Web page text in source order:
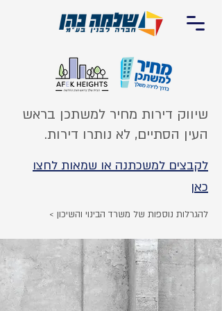
שיווק דירות מחיר למשתכן בראש
העין הסתיים, לא נותרו דירות.
לקבצים למשכתנה או שמאות לחצו
כאן
להגרלות נוספות של משרד הבינוי והשיכון >